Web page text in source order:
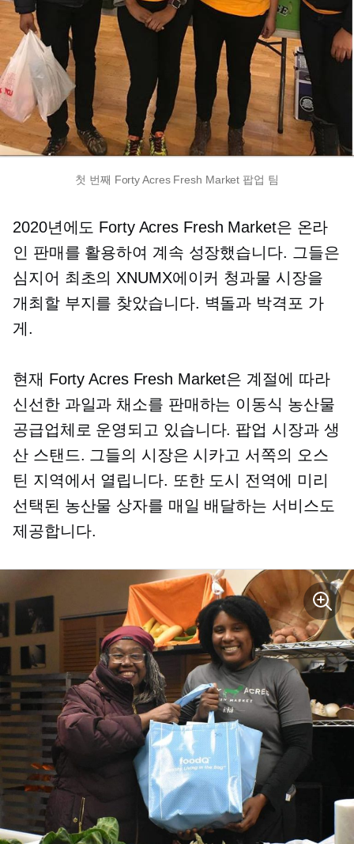
첫 번째 Forty Acres Fresh Market 팝업 팀
2020년에도 Forty Acres Fresh Market은 온라
인 판매를 활용하여 계속 성장했습니다. 그들은
심지어 최초의 XNUMX에이커 청과물 시장을
개최할 부지를 찾았습니다. 벽돌과 박격포 가
게.
현재 Forty Acres Fresh Market은 계절에 따라
신선한 과일과 채소를 판매하는 이동식 농산물
공급업체로 운영되고 있습니다. 팝업 시장과 생
산 스탠드. 그들의 시장은 시카고 서쪽의 오스
틴 지역에서 열립니다. 또한 도시 전역에 미리
선택된 농산물 상자를 매일 배달하는 서비스도
제공합니다.